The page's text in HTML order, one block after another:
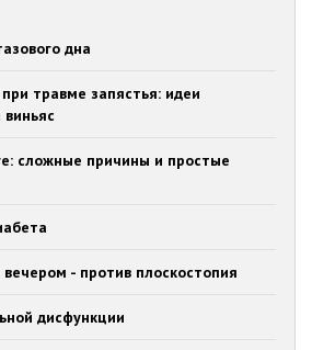
дна
травме запястья: идеи
сложные причины и простые
- против плоскостопия
дисфункции